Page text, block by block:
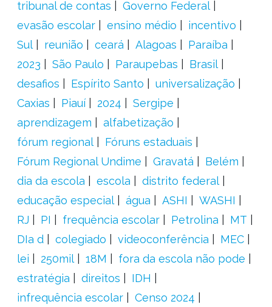
tribunal de contas
Governo Federal
evasão escolar
ensino médio
incentivo
Sul
reunião ceará Alagoas
Paraíba
2023
São Paulo Paraupebas
Brasil
desafios
Espírito Santo
universalização
Caxias
Piauí 2024
Sergipe
aprendizagem
alfabetização
fórum regional
Fóruns estaduais
Fórum Regional Undime
Gravatá
Belém
dia da escola
escola
distrito federal
educação especial
água ASHI
WASHI
RJ
PI frequência escolar Petrolina
MT
DIa d
colegiado videoconferência
MEC
lei
250mil 18M
fora da escola não pode
estratégia
direitos
IDH
infrequência escolar
Censo 2024